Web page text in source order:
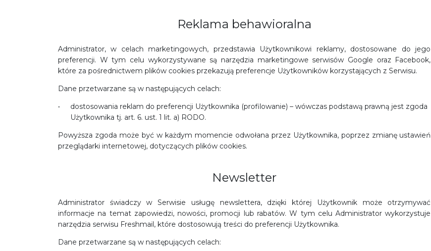
Reklama behawioralna
Administrator, w celach marketingowych, przedstawia Użytkownikowi reklamy, dostosowane do jego
preferencji. W tym celu wykorzystywane są narzędzia marketingowe serwisów Google oraz Facebook,
które za pośrednictwem plików cookies przekazują preferencje Użytkowników korzystających z Serwisu.
Dane przetwarzane są w następujących celach:
dostosowania reklam do preferencji Użytkownika (profilowanie) – wówczas podstawą prawną jest zgoda
Użytkownika tj. art. 6. ust. 1 lit. a) RODO.
Powyższa zgoda może być w każdym momencie odwołana przez Użytkownika, poprzez zmianę ustawień
przeglądarki internetowej, dotyczących plików cookies.
Newsletter
Administrator świadczy w Serwisie usługę newslettera, dzięki której Użytkownik może otrzymywać
informacje na temat zapowiedzi, nowości, promocji lub rabatów. W tym celu Administrator wykorzystuje
narzędzia serwisu Freshmail, które dostosowują treści do preferencji Użytkownika.
Dane przetwarzane są w następujących celach: